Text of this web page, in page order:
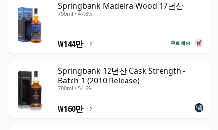
Springbank Madeira Wood 17년산
700ml • 47.8%
무료 배송
₩144만 ?
Springbank 12년산 Cask Strength -
Batch 1 (2010 Release)
700ml • 54.6%
₩160만 ?